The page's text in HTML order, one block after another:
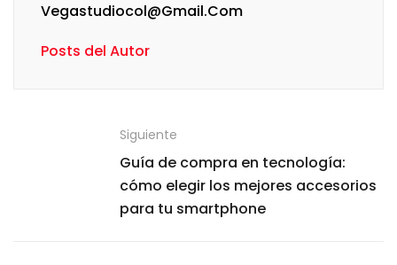
Vegastudiocol@gmail.com
Posts del Autor
Siguiente
Guía de compra en tecnología:
cómo elegir los mejores accesorios
para tu smartphone